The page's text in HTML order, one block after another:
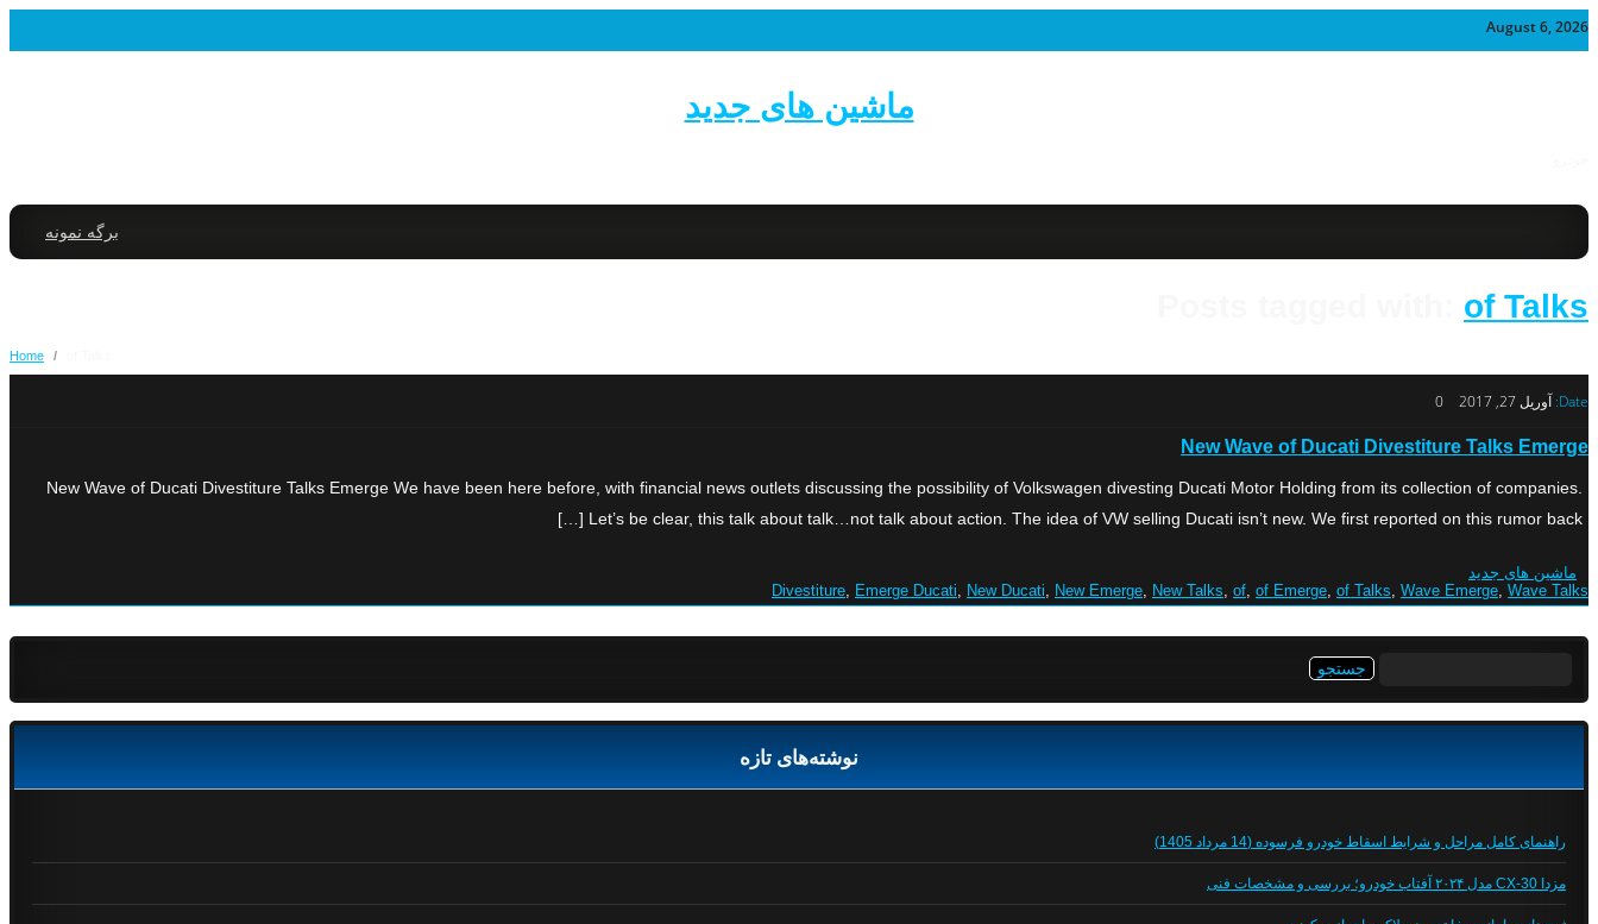
August 6, 2026
ماشین های جدید
برگه نمونه
of Talks
Home /
Date: آوریل 27, 2017 0
New Wave of Ducati Divestiture Talks Emerge
New Wave of Ducati Divestiture Talks Emerge We have been here before, with financial news outlets discussing the possibility of Volkswagen divesting Ducati Motor Holding from its collection of companies.
Let’s be clear, this talk about talk…not talk about action. The idea of VW selling Ducati isn’t new. We first reported on this rumor back […]
ماشین های جدید
Divestiture, Emerge Ducati, New Ducati, New Emerge, New Talks, of, of Emerge, of Talks, Wave Emerge, Wave Talks
نوشته‌های تازه
راهنمای کامل مراحل و شرایط اسقاط خودرو فرسوده (14 مرداد 1405)
مزدا CX-30 مدل ۲۰۲۴ آفتاب خودرو؛ بررسی و مشخصات فنی